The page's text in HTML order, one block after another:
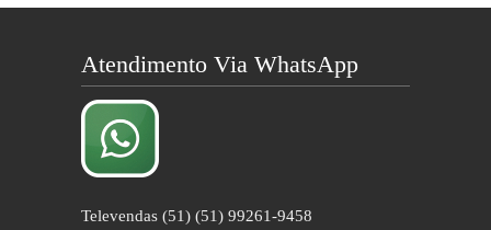
Atendimento Via WhatsApp
Televendas (51) (51) 99261-9458